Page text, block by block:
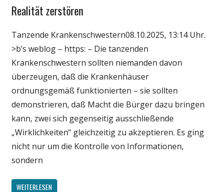
Wirtschaft
Wissenschaft
Realität zerstören
Tanzende Krankenschwestern08.10.2025, 13:14 Uhr.
>b’s weblog – https: – Die tanzenden
Krankenschwestern sollten niemanden davon
überzeugen, daß die Krankenhäuser
ordnungsgemäß funktionierten – sie sollten
demonstrieren, daß Macht die Bürger dazu bringen
kann, zwei sich gegenseitig ausschließende
„Wirklichkeiten“ gleichzeitig zu akzeptieren. Es ging
nicht nur um die Kontrolle von Informationen,
sondern
WEITERLESEN